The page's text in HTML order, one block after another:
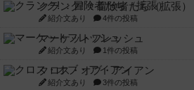
クランク! ：冒険者たち（拡張）
紹介文あり 4件の投稿
マーケットフレッシュ
紹介文あり 1件の投稿
クロス・オブ・アイアン
紹介文あり 3件の投稿